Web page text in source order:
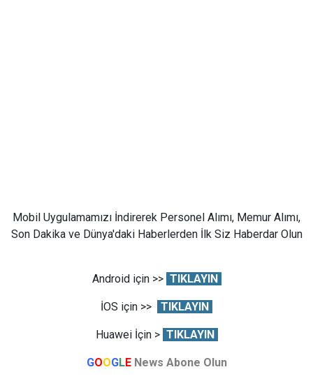
Mobil Uygulamamızı İndirerek Personel Alımı, Memur Alımı,
Son Dakika ve Dünya'daki Haberlerden İlk Siz Haberdar Olun
Android için >> TIKLAYIN
İOS için >> TIKLAYIN
Huawei İçin > TIKLAYIN
GOOGLE News Abone Olun